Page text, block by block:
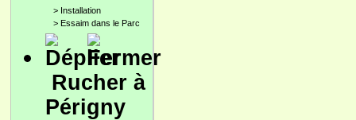
> Installation
> Essaim dans le Parc
Rucher à
Périgny